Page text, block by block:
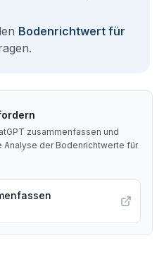
Bodenrichtwert für
zusammenfassen und
Analyse der Bodenrichtwerte für